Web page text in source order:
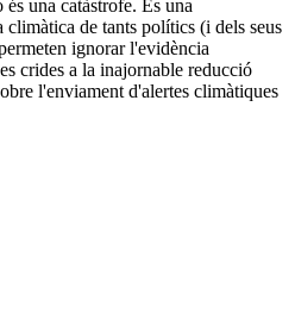
una catàstrofe. És una
de tants polítics (i dels seus
ignorar l'evidència
crides a la inajornable reducció
l'enviament d'alertes climàtiques